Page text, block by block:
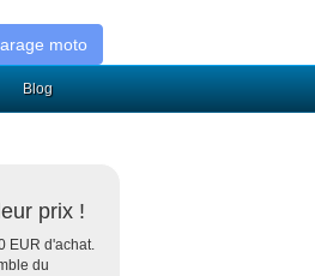
moto
Blog
prix !
EUR d'achat.
du